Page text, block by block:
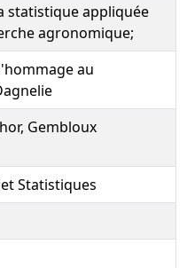
statistique appliquée
agronomique;
au
Gembloux
Statistiques